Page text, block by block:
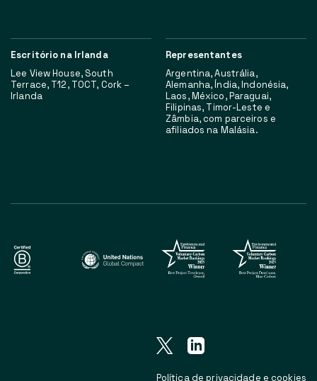
Escritório na Irlanda
Lee View House, South
Terrace, T12, T0CT, Cork –
Irlanda
Representantes
Argentina, Austrália,
Alemanha, Índia, Indonésia,
Laos, México, Paraguai,
Filipinas, Timor-Leste e
Zâmbia, com parceiros e
afiliados na Malásia.
Política de privacidade e cookies